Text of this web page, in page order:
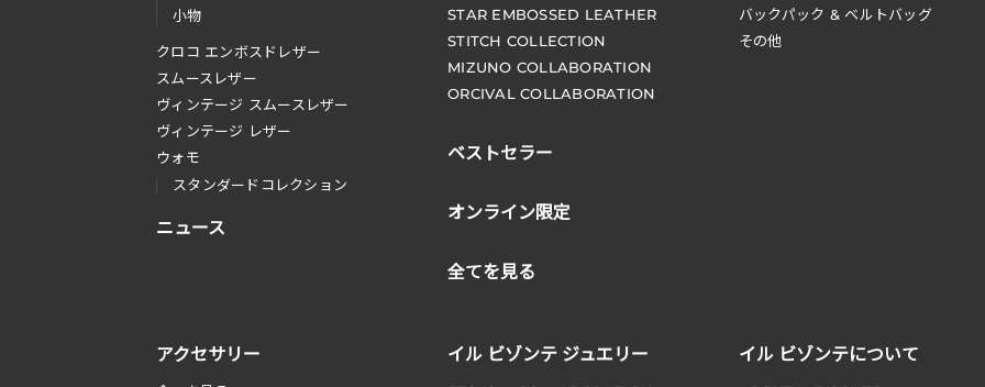
小物
クロコ エンボスドレザー
スムースレザー
ヴィンテージ スムースレザー
ヴィンテージ レザー
ウォモ
スタンダードコレクション
ニュース
STAR EMBOSSED LEATHER
STITCH COLLECTION
MIZUNO COLLABORATION
ORCIVAL COLLABORATION
ベストセラー
オンライン限定
全てを見る
バックパック & ベルトバッグ
その他
アクセサリー イル ビゾンテ ジュエリー イル ビゾンテについて